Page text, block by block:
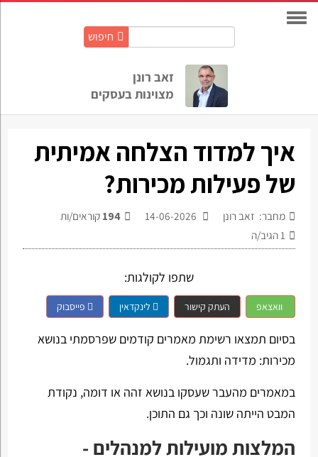
חיפוש
זאב רונן
מצוינות בעסקים
איך למדוד הצלחה אמיתית
של פעילות מכירות?
מחבר: זאב רונן 194 קוראים/ות
1 הגיב/ה
שתפו לקולגות:
וואצאפ העתק קישור לינקדאין פייסבוק
בסיום תמצאו רשימת מאמרים קודמים שפרסמתי בנושא
מכירות: מדידה ותגמול.
במאמרים מהעבר שעסקו בנושא זהה או דומה, נקודת
המבט הייתה שונה וכך גם התוכן.
המלצות מועילות למנהלים -